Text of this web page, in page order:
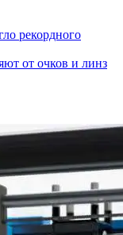
рекордного
от очков и линз